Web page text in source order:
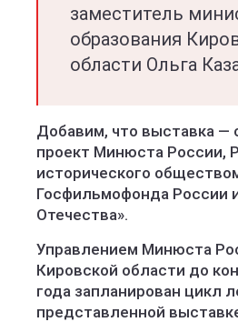
заместитель
образования
области Ольга
Добавим, что выставка —
проект Минюста России,
исторического
Госфильмофонда России
Отечества».
Управлением Минюста
Кировской области до
года запланирован цикл
представленной